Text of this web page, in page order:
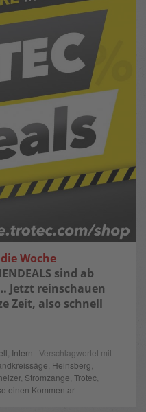
Woche
sind ab
Jetzt reinschauen
Zeit, also schnell
Intern | Verschlagwortet mit
Heinsberg
, Stromzange Trotec,
einen Kommentar